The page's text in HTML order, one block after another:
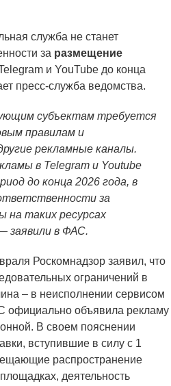
служба не станет
за размещение
и YouTube до конца
пресс-служба ведомства.
субъектам требуется
правилам и
рекламные каналы.
в Telegram и Youtube
до конца 2026 года, в
за
на таких ресурсах
заявили в ФАС.
Роскомнадзор заявил, что
ограничений в
– в неисполнении сервисом
официально объявила рекламу
В своем пояснении
вступившие в силу с 1
распространение
деятельность